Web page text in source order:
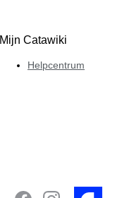
Mijn Catawiki
Helpcentrum